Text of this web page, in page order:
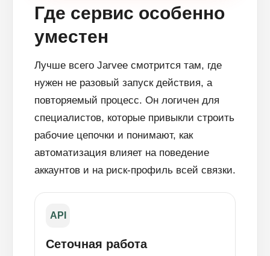
Где сервис особенно
уместен
Лучше всего Jarvee смотрится там, где
нужен не разовый запуск действия, а
повторяемый процесс. Он логичен для
специалистов, которые привыкли строить
рабочие цепочки и понимают, как
автоматизация влияет на поведение
аккаунтов и на риск-профиль всей связки.
API
Сеточная работа